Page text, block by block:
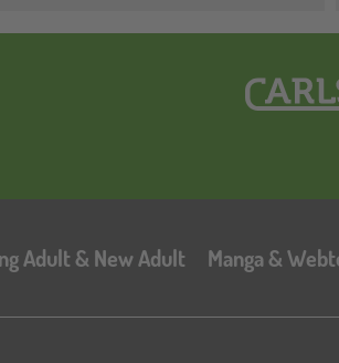
Adult & New Adult Manga &